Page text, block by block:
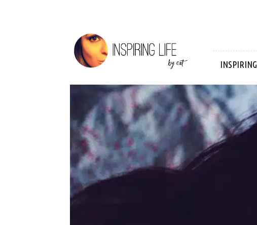
Inspiring
Life
INSPIRING